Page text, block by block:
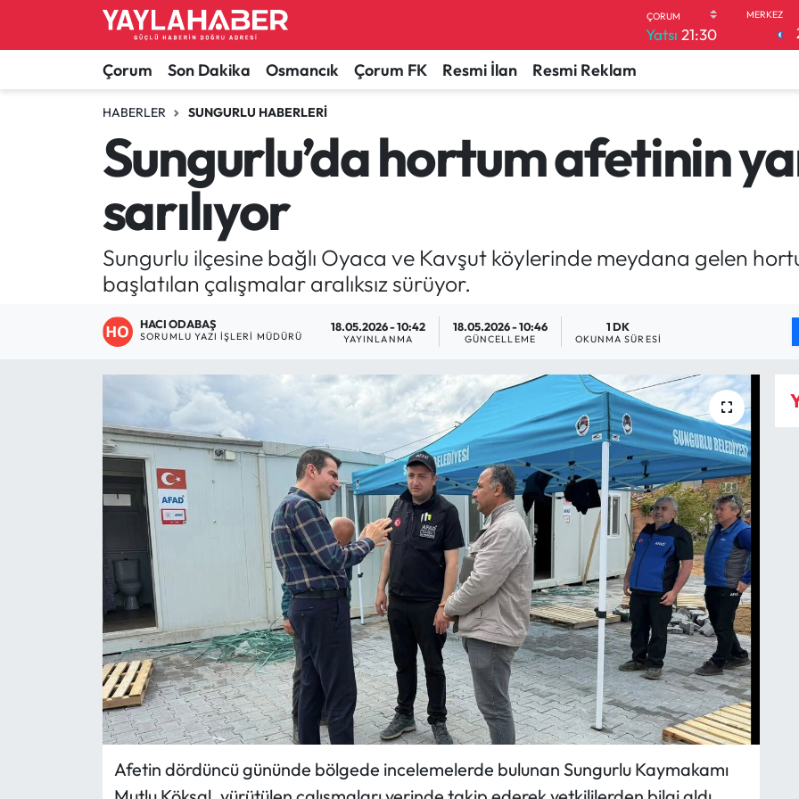
Yatsı 21:30
Çorum Son Dakika Osmancık Çorum FK Resmi İlan Resmi Reklam
HABERLER SUNGURLU HABERLERI
Sungurlu’da hortum afetinin
sarılıyor
Sungurlu ilçesine bağlı Oyaca ve Kavşut köylerinde meydana gelen
başlatılan çalışmalar aralıksız sürüyor.
HACI ODABAŞ
SORUMLU YAZI İŞLERI MÜDÜRÜ
18.05.2026 - 10:42
YAYINLANMA
18.05.2026 - 10:46
GÜNCELLEME
1 DK
OKUNMA SÜRESI
Afetin dördüncü gününde bölgede incelemelerde bulunan Sungurlu Kaymakamı
Alaca Haberleri
Bayat Haberleri
Bilgi - Keşfet Haberleri
Bilim ve Teknoloji
Boğazkale Haberleri
Çorum Haberleri
Çorum Son Dakika Haberleri
Dodurga Haberleri
Ekonomi
İskilip Haberleri
Kargı Haberleri
Kimdir?
Kültür Sanat
Laçin Haberleri
Çorum Nöbetçi Eczaneler
Çorum Hava Durumu
Çorum Namaz Vakitleri
Çorum Trafik Yoğunluk Haritası
TFF 1.Lig Puan Durumu ve Fikstür
Tüm Manşetler
Son Dakika Haberleri